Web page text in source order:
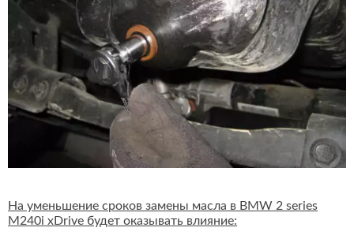
На уменьшение сроков замены масла в BMW 2 series
M240i xDrive будет оказывать влияние: